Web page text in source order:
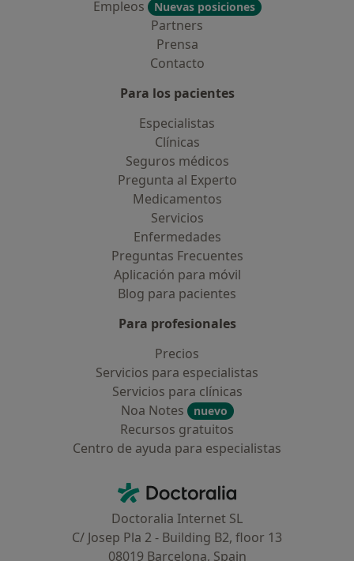
Empleos
Nuevas posiciones
Partners
Prensa
Contacto
Para los pacientes
Especialistas
Clínicas
Seguros médicos
Pregunta al Experto
Medicamentos
Servicios
Enfermedades
Preguntas Frecuentes
Aplicación para móvil
Blog para pacientes
Para profesionales
Precios
Servicios para especialistas
Servicios para clínicas
Noa Notes
nuevo
Recursos gratuitos
Centro de ayuda para especialistas
Doctoralia - Página de inicio
Doctoralia Internet SL
C/ Josep Pla 2 - Building B2, floor 13
08019 Barcelona, Spain